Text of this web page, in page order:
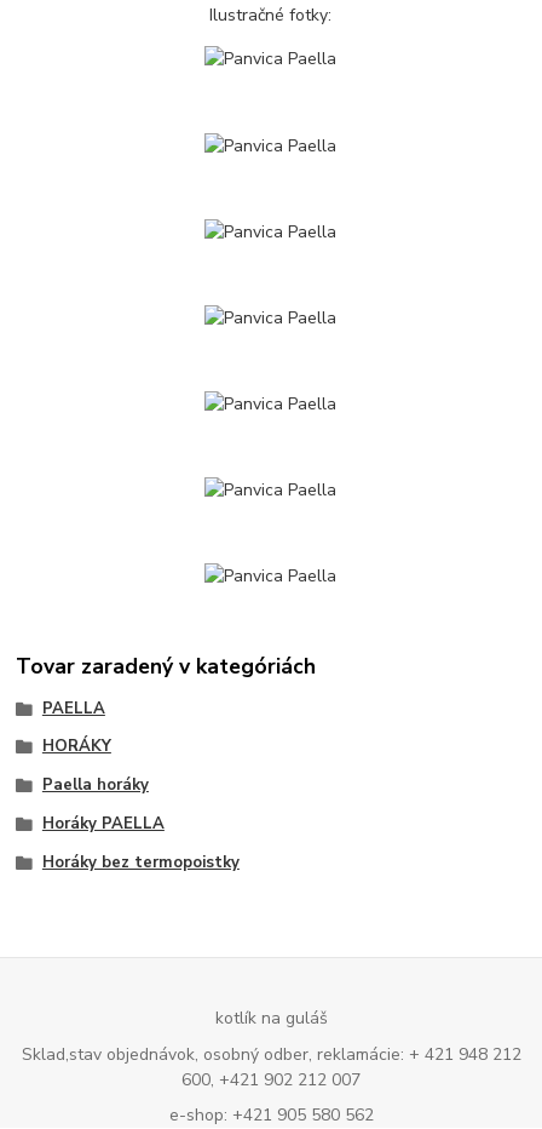
Ilustračné fotky:
Tovar zaradený v kategóriách
PAELLA
HORÁKY
Paella horáky
Horáky PAELLA
Horáky bez termopoistky
kotlík na guláš
Sklad,stav objednávok, osobný odber, reklamácie: + 421 948 212
600, +421 902 212 007
e-shop: +421 905 580 562